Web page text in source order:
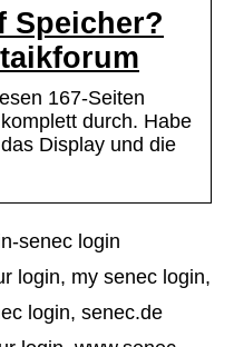
Speicher?
167-Seiten
durch. Habe
Display und die
senec login
login, my senec login,
login, senec.de